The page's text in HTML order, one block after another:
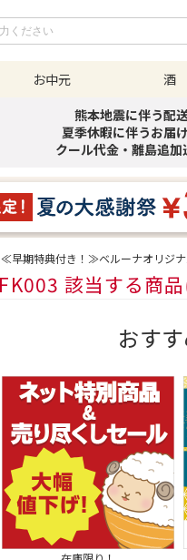
お中元 酒
熊本地震に伴う配
夏季休暇に伴うお届
クール代金・離島追
≪早期特典付き！≫ベルーナオリジ
該当する商
おす